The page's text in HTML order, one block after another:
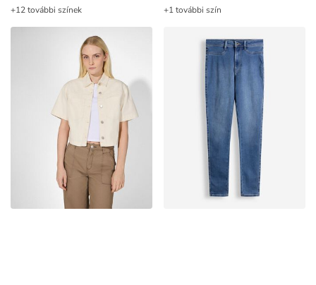
+12 további színek +1 további szín